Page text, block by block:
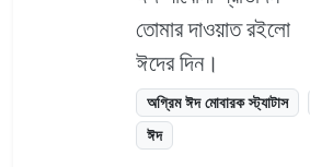
তোমার দাওয়াত রইলো
ঈদের দিন।
অগ্রিম ঈদ মোবারক স্ট্যাটাস
ঈদ